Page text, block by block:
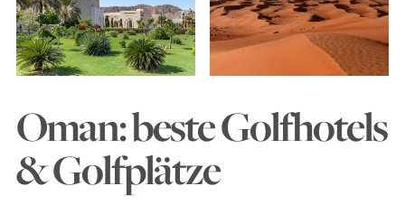
Oman: beste Golfhotels
& Golfplätze